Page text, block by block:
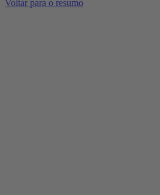
Voltar para o resumo